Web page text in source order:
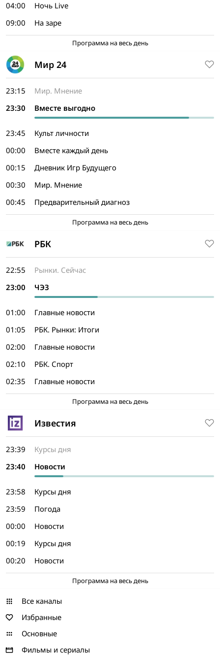
04:00
Ночь Live
09:00
На заре
Программа на весь день
Мир 24
23:15
Мир. Мнение
23:30
Вместе выгодно
23:45
Культ личности
00:00
Вместе каждый день
00:15
Дневник Игр Будущего
00:30
Мир. Мнение
00:45
Предварительный диагноз
Программа на весь день
РБК
22:55
Рынки. Сейчас
23:00
ЧЭЗ
01:00
Главные новости
01:05
РБК. Рынки: Итоги
02:00
Главные новости
02:10
РБК. Спорт
02:35
Главные новости
Программа на весь день
Известия
23:39
Курсы дня
23:40
Новости
23:58
Курсы дня
23:59
Погода
00:00
Новости
00:19
Курсы дня
00:20
Новости
Программа на весь день
Все каналы
Избранные
Основные
Фильмы и сериалы